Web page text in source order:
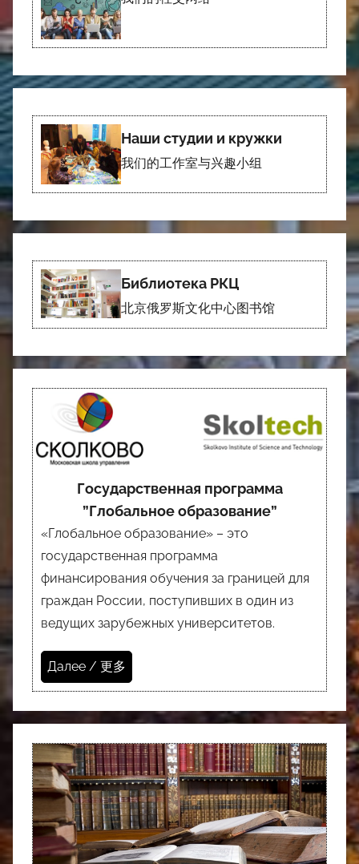
Наши студии и кружки
我们的工作室与兴趣小组
Библиотека РКЦ
北京俄罗斯文化中心图书馆
Государственная программа
”Глобальное образование”
«Глобальное образование» – это
государственная программа
финансирования обучения за границей для
граждан России, поступивших в один из
ведущих зарубежных университетов.
Далее / 更多